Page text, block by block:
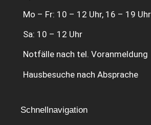
Mo – Fr: 10 – 12 Uhr, 16 – 19 Uhr
Sa: 10 – 12 Uhr
Notfälle nach tel. Voranmeldung
Hausbesuche nach Absprache
Schnellnavigation